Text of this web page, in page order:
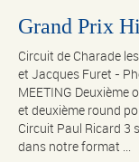
Grand Prix
Circuit de Charade
et Jacques Furet -
MEETING Deuxième
et deuxième round
Circuit Paul Ricard 3
dans notre format ...